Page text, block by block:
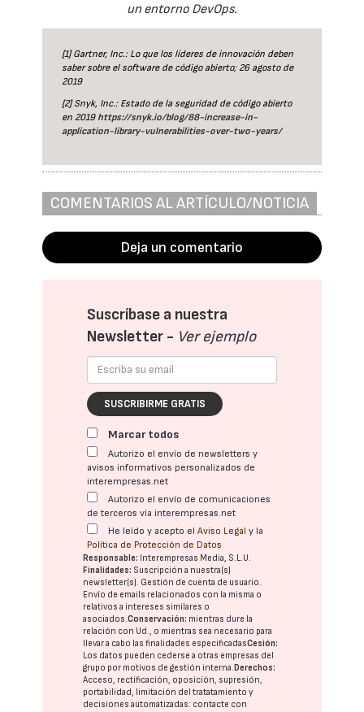
un entorno DevOps.
[1] Gartner, Inc.: Lo que los líderes de innovación deben
saber sobre el software de código abierto; 26 agosto de
2019
[2] Snyk, Inc.: Estado de la seguridad de código abierto
en 2019 https://snyk.io/blog/88-increase-in-
application-library-vulnerabilities-over-two-years/
COMENTARIOS AL ARTÍCULO/NOTICIA
Deja un comentario
Suscríbase a nuestra
Newsletter - Ver ejemplo
SUSCRIBIRME GRATIS
Marcar todos
Autorizo el envío de newsletters y
avisos informativos personalizados de
interempresas.net
Autorizo el envío de comunicaciones
de terceros vía interempresas.net
He leído y acepto elAviso Legal y la
Política de Protección de Datos
Responsable: Interempresas Media, S.L.U.
Finalidades: Suscripción a nuestra(s)
newsletter(s). Gestión de cuenta de usuario.
Envío de emails relacionados con la misma o
relativos a intereses similares o
asociados.Conservación: mientras dure la
relación con Ud., o mientras sea necesario para
llevar a cabo las finalidades especificadasCesión:
Los datos pueden cederse a otras empresas del
grupo por motivos de gestión interna.Derechos:
Acceso, rectificación, oposición, supresión,
portabilidad, limitación del tratatamiento y
decisiones automatizadas: contacte con